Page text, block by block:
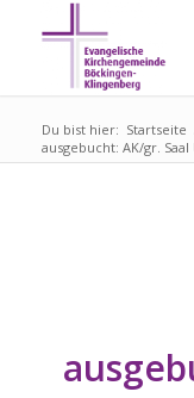
Du bist hier: Startseite
ausgebucht: AK/gr. Saal